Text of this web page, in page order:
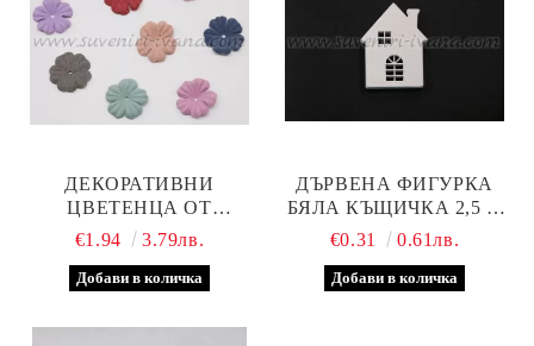
ДЕКОРАТИВНИ
ЦВЕТЕНЦА ОТ
ТЕКСТИЛ 2,5 СМ. 24
€1.94 3.79лв.
ДЪРВЕНА ФИГУРКА
БЯЛА КЪЩИЧКА 2,5 Х
3,5 СМ.
€0.31 0.61лв.